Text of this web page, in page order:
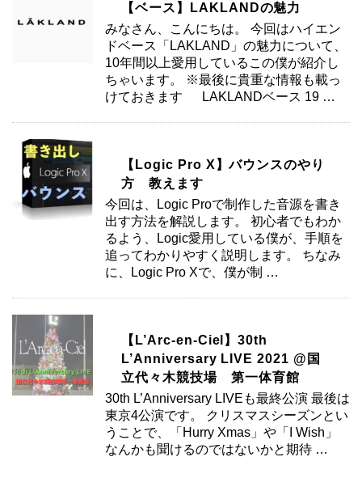
【ベース】LAKLANDの魅力
みなさん、こんにちは。 今回はハイエン
ドベース「LAKLAND」の魅力について、
10年間以上愛用しているこの僕が紹介し
ちゃいます。 ※最後に貴重な情報も載っ
けておきます LAKLANDベース 19 …
【Logic Pro X】バウンスのやり
方 教えます
今回は、Logic Proで制作した音源を書き
出す方法を解説します。 初心者でもわか
るよう、Logic愛用している僕が、手順を
追ってわかりやすく説明します。 ちなみ
に、Logic Pro Xで、僕が制 …
【L’Arc-en-Ciel】30th
L’Anniversary LIVE 2021 @国
立代々木競技場 第一体育館
30th L’Anniversary LIVEも最終公演 最後は
東京4公演です。 クリスマスシーズンとい
うことで、「Hurry Xmas」や「I Wish」
なんかも聞けるのではないかと期待 …